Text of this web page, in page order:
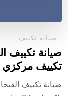
صيانة تكييف
تكييف مركزي
صيانة تكييف